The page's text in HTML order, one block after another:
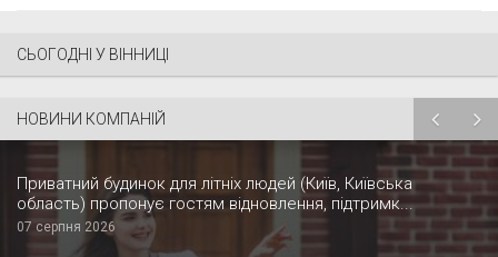
СЬОГОДНІ У ВІННИЦІ
НОВИНИ КОМПАНІЙ
Приватний будинок для літніх людей (Київ, Київська
область) пропонує гостям відновлення, підтримк...
07 серпня 2026